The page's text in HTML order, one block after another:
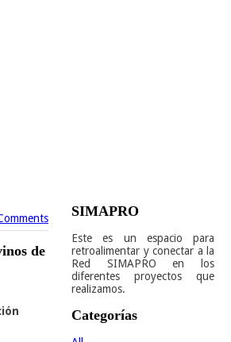
de
SIMAPRO
Este es un espacio para
retroalimentar y conectar a la
Red SIMAPRO en los
diferentes proyectos que
realizamos.
Categorías